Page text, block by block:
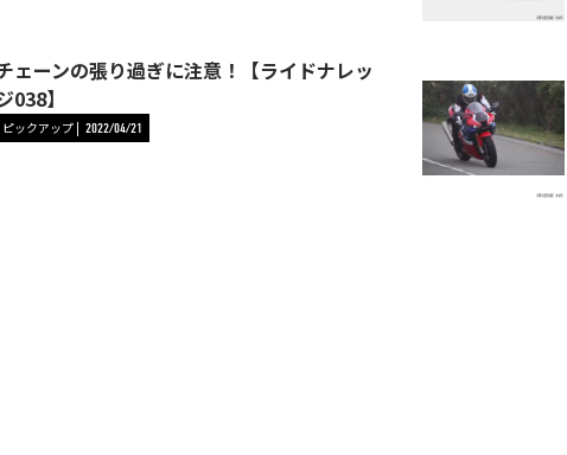
ェーンの張り過ぎに注意！【ライドナレッ
038】
ピックアップ 2022/04/21